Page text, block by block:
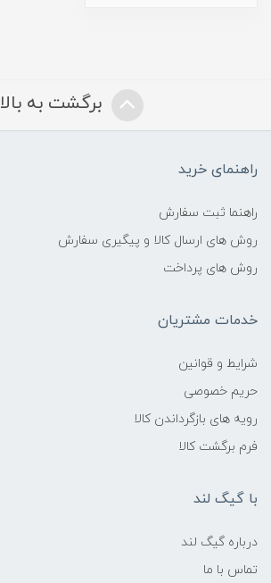
برگشت به بالا
راهنمای خرید
راهنما ثبت سفارش
روش های ارسال کالا و پیگیری سفارش
روش های پرداخت
خدمات مشتریان
شرایط و قوانین
حریم خصوصی
رویه های بازگرداندن کالا
فرم برگشت کالا
با گیگ لند
درباره گیگ لند
تماس با ما